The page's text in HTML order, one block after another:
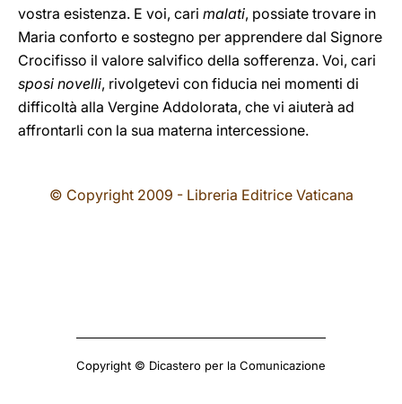
vostra esistenza. E voi, cari malati, possiate trovare in
Maria conforto e sostegno per apprendere dal Signore
Crocifisso il valore salvifico della sofferenza. Voi, cari
sposi novelli, rivolgetevi con fiducia nei momenti di
difficoltà alla Vergine Addolorata, che vi aiuterà ad
affrontarli con la sua materna intercessione.
© Copyright 2009 - Libreria Editrice Vaticana
Copyright © Dicastero per la Comunicazione